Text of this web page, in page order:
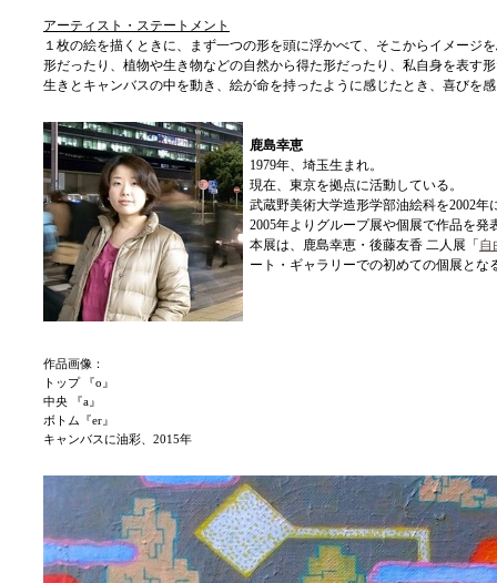
アーティスト・ステートメント
１枚の絵を描くときに、まず一つの形を頭に浮かべて、そこからイメージ
形だったり、植物や生き物などの自然から得た形だったり、私自身を表す
生きとキャンバスの中を動き、絵が命を持ったように感じたとき、喜びを
鹿島幸恵
1979年、埼玉生まれ。
現在、東京を拠点に活動している。
武蔵野美術大学造形学部油絵科を2002年
2005年よりグループ展や個展で作品を発
本展は、鹿島幸恵・後藤友香 二人展「 自
ート・ギャラリーでの初めての個展とな
作品画像：
トップ 『o』
中央 『a』
ボトム『er』
キャンバスに油彩、2015年